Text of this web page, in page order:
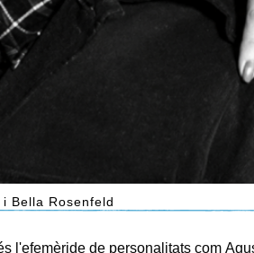
Bella Rosenfeld
l'efemèride de personalitats com